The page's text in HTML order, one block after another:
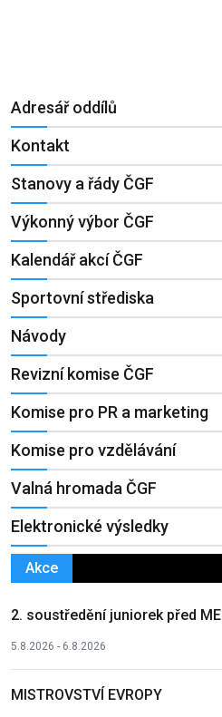
Adresář oddílů
Kontakt
Stanovy a řády ČGF
Výkonný výbor ČGF
Kalendář akcí ČGF
Sportovní střediska
Návody
Revizní komise ČGF
Komise pro PR a marketing
Komise pro vzdělávání
Valná hromada ČGF
Elektronické výsledky
Akce
2. soustředění juniorek před ME
5.8.2026 - 6.8.2026
MISTROVSTVÍ EVROPY